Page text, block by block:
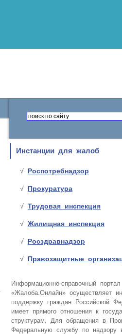
Инстанции для жалоб
Роспотребнадзор
Прокуратура
Трудовая инспекция
Жилищная инспекция
Росздравнадзор
Правозащитные
Информационно-справочный портал
«Жалоба.Онлайн» осуществляет
поддержку граждан Российской
имеет прямого отношения к
структурам. Для обращения в
Федеральную службу по надзору